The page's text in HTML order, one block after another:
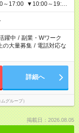
～17:00 ▼10:00～19:00
躍中 / 副業・Wワーク
の大量募集 / 電話対応な
詳細へ
グループ）
掲載日：2026.08.05